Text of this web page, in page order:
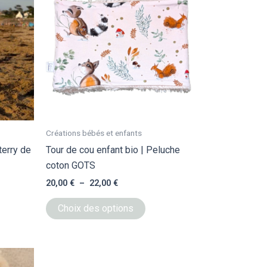
de
Créations bébés et enfants
Tour de cou enfant bio | Peluche
coton GOTS
20,00€ – 22,00€
20,00 €
à
22,00 €
Choix des options
plusieurs
variations.
Les
options
peuvent
la